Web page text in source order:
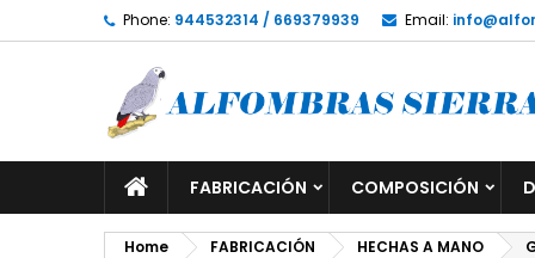
Phone: 944532314 / 669379939 Email:
FABRICACIÓN COMPOSICIÓN
Home FABRICACIÓN HECHAS A MANO